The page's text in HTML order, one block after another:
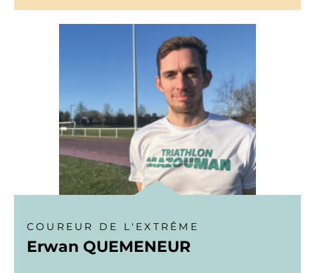
COUREUR DE L'EXTRÊME
Erwan QUEMENEUR